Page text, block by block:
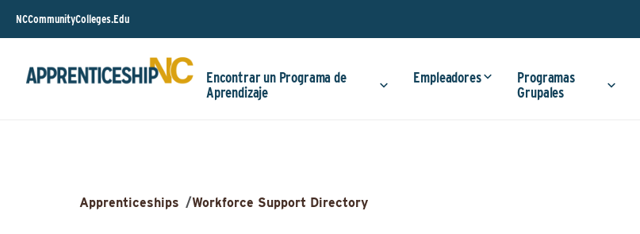
NCCommunityColleges.Edu
Encontrar un Programa de
Aprendizaje
Empleadores
Programas
Grupales
Apprenticeships /Workforce Support Directory